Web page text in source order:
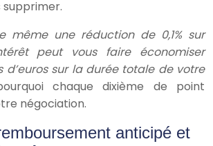
supprimer.
même une réduction de 0,1% sur
peut vous faire économiser
d’euros sur la durée totale de votre
chaque dixième de point
négociation.
anticipé et